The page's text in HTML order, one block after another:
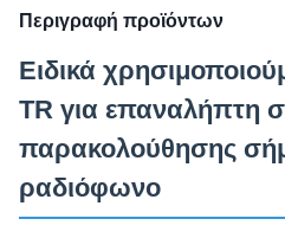
Περιγραφή προϊόντων
Ειδικά
TR για επαναλήπτη
παρακολούθησης
ραδιόφωνο